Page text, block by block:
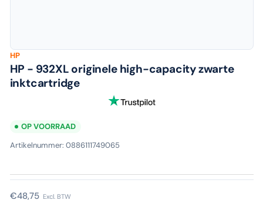
HP
HP - 932XL originele high-capacity zwarte
inktcartridge
OP VOORRAAD
Artikelnummer: 0886111749065
Normale
€48,75 Excl. BTW